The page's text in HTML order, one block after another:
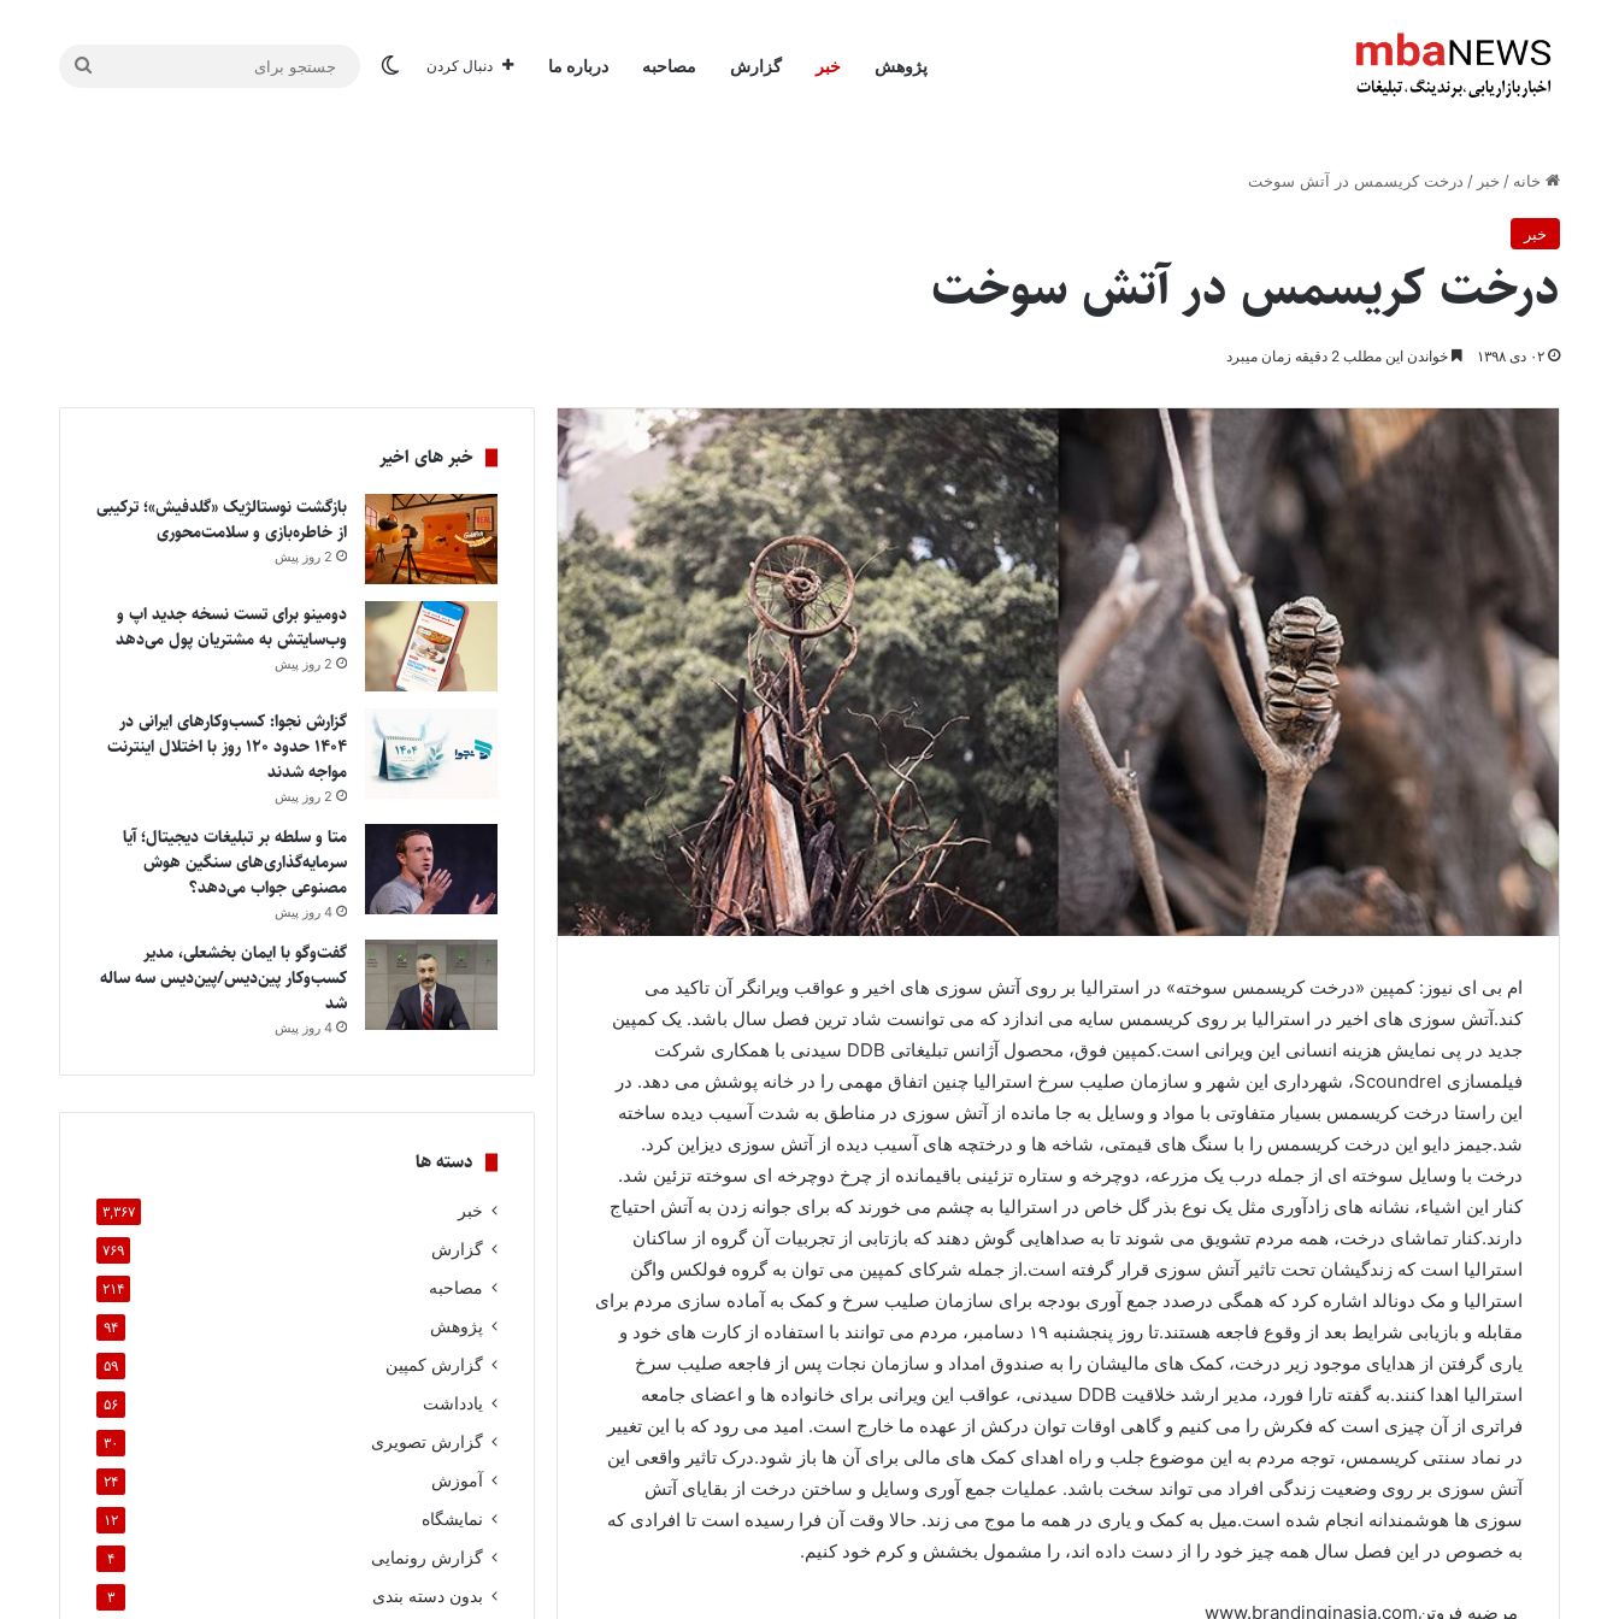
پژوهش خبر گزارش مصاحبه درباره ما دنبال کردن تغییر پوسته
جستجو
خانه / خبر / درخت کریسمس در آتش سوخت
خبر
درخت کریسمس در آتش سوخت
۰۲ دی ۱۳۹۸ خواندن این مطلب 2 دقیقه زمان میبرد
ام بی ای نیوز: کمپین «درخت کریسمس سوخته» در استرالیا بر روی آتش سوزی های اخیر و عواقب ویرانگر آن تاکید می
کند.آتش سوزی های اخیر در استرالیا بر روی کریسمس سایه می اندازد که می توانست شاد ترین فصل سال باشد. یک کمپین
جدید در پی نمایش هزینه انسانی این ویرانی است.کمپین فوق، محصول آژانس تبلیغاتی DDB سیدنی با همکاری شرکت
فیلمسازی Scoundrel، شهرداری این شهر و سازمان صلیب سرخ استرالیا چنین اتفاق مهمی را در خانه پوشش می دهد. در
این راستا درخت کریسمس بسیار متفاوتی با مواد و وسایل به جا مانده از آتش سوزی در مناطق به شدت آسیب دیده ساخته
شد.جیمز دایو این درخت کریسمس را با سنگ های قیمتی، شاخه ها و درختچه های آسیب دیده از آتش سوزی دیزاین کرد.
درخت با وسایل سوخته ای از جمله درب یک مزرعه، دوچرخه و ستاره تزئینی باقیمانده از چرخ دوچرخه ای سوخته تزئین شد.
کنار این اشیاء، نشانه های زادآوری مثل یک نوع بذر گل خاص در استرالیا به چشم می خورند که برای جوانه زدن به آتش احتیاج
دارند.کنار تماشای درخت، همه مردم تشویق می شوند تا به صداهایی گوش دهند که بازتابی از تجربیات آن گروه از ساکنان
استرالیا است که زندگیشان تحت تاثیر آتش سوزی قرار گرفته است.از جمله شرکای کمپین می توان به گروه فولکس واگن
استرالیا و مک دونالد اشاره کرد که همگی درصدد جمع آوری بودجه برای سازمان صلیب سرخ و کمک به آماده سازی مردم برای
مقابله و بازیابی شرایط بعد از وقوع فاجعه هستند.تا روز پنجشنبه ۱۹ دسامبر، مردم می توانند با استفاده از کارت های خود و
یاری گرفتن از هدایای موجود زیر درخت، کمک های مالیشان را به صندوق امداد و سازمان نجات پس از فاجعه صلیب سرخ
استرالیا اهدا کنند.به گفته تارا فورد، مدیر ارشد خلاقیت DDB سیدنی، عواقب این ویرانی برای خانواده ها و اعضای جامعه
فراتری از آن چیزی است که فکرش را می کنیم و گاهی اوقات توان درکش از عهده ما خارج است. امید می رود که با این تغییر
در نماد سنتی کریسمس، توجه مردم به این موضوع جلب و راه اهدای کمک های مالی برای آن ها باز شود.درک تاثیر واقعی این
آتش سوزی بر روی وضعیت زندگی افراد می تواند سخت باشد. عملیات جمع آوری وسایل و ساختن درخت از بقایای آتش
سوزی ها هوشمندانه انجام شده است.میل به کمک و یاری در همه ما موج می زند. حالا وقت آن فرا رسیده است تا افرادی که
به خصوص در این فصل سال همه چیز خود را از دست داده اند، را مشمول بخشش و کرم خود کنیم.
مرضیه فروتنwww.brandinginasia.com
خبر های اخیر
بازگشت نوستالژیک «گلدفیش»؛ ترکیبی
از خاطره‌بازی و سلامت‌محوری
2 روز پیش
دومینو برای تست نسخه جدید اپ و
وب‌سایتش به مشتریان پول می‌دهد
2 روز پیش
گزارش نجوا: کسب‌وکارهای ایرانی در
۱۴۰۴ حدود ۱۲۰ روز با اختلال اینترنت
مواجه شدند
2 روز پیش
متا و سلطه بر تبلیغات دیجیتال؛ آیا
سرمایه‌گذاری‌های سنگین هوش
مصنوعی جواب می‌دهد؟
4 روز پیش
گفت‌وگو با ایمان بخشعلی، مدیر
کسب‌وکار پین‌دیس/پین‌دیس سه ساله
شد
4 روز پیش
دسته ها
خبر ۳,۳۶۷
گزارش ۷۶۹
مصاحبه ۲۱۴
پژوهش ۹۴
گزارش کمپین ۵۹
یادداشت ۵۶
گزارش تصویری ۳۰
آموزش ۲۴
نمایشگاه ۱۲
گزارش رونمایی ۴
بدون دسته بندی ۳